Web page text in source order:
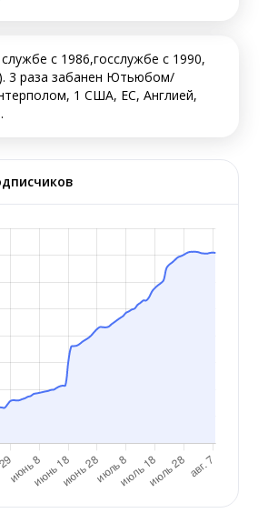
с 1986,госслужбе с 1990,
3 раза забанен Ютьюбом/
1 США, ЕС, Англией,